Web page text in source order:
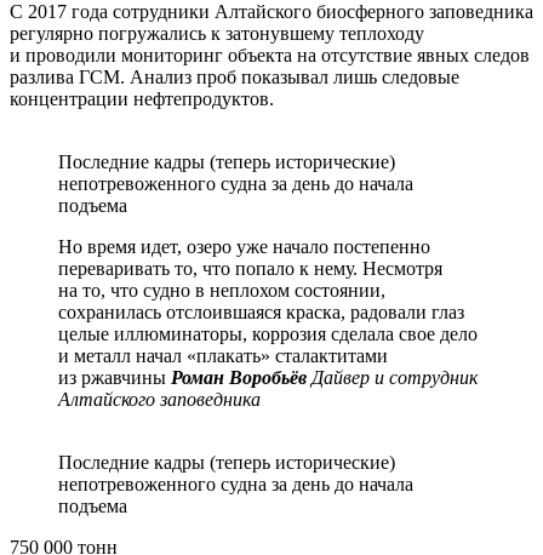
С 2017 года сотрудники Алтайского биосферного заповедника
регулярно погружались к затонувшему теплоходу
и проводили мониторинг объекта на отсутствие явных следов
разлива ГСМ. Анализ проб показывал лишь следовые
концентрации нефтепродуктов.
Последние кадры (теперь исторические)
непотревоженного судна за день до начала
подъема
Но время идет, озеро уже начало постепенно
переваривать то, что попало к нему. Несмотря
на то, что судно в неплохом состоянии,
сохранилась отслоившаяся краска, радовали глаз
целые иллюминаторы, коррозия сделала свое дело
и металл начал «плакать» сталактитами
из ржавчины Роман Воробьёв Дайвер и сотрудник
Алтайского заповедника
Последние кадры (теперь исторические)
непотревоженного судна за день до начала
подъема
750 000 тонн